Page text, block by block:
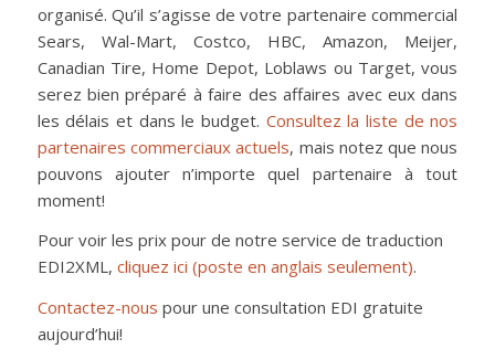
organisé. Qu’il s’agisse de votre partenaire commercial
Sears, Wal-Mart, Costco, HBC, Amazon, Meijer,
Canadian Tire, Home Depot, Loblaws ou Target, vous
serez bien préparé à faire des affaires avec eux dans
les délais et dans le budget. Consultez la liste de nos
partenaires commerciaux actuels, mais notez que nous
pouvons ajouter n’importe quel partenaire à tout
moment!
Pour voir les prix pour de notre service de traduction
EDI2XML, cliquez ici (poste en anglais seulement).
Contactez-nous pour une consultation EDI gratuite
aujourd’hui!